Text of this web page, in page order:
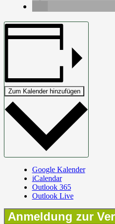
Zum Kalender hinzufügen
Google Kalender
iCalendar
Outlook 365
Outlook Live
Anmeldung zur